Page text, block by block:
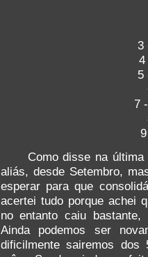
3
4
5
7
Como disse na
aliás, desde Setembro,
esperar para que
acertei tudo porque achei
no entanto caiu
Ainda podemos ser
dificilmente sairemos